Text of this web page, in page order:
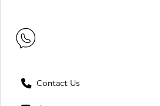
Contact Us